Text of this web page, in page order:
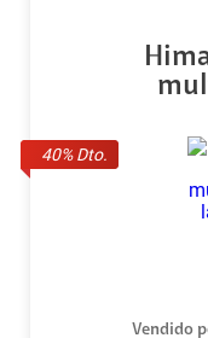
40% Dto.
Vendido